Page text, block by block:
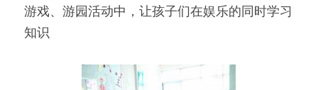
游戏、游园活动中，让孩子们在娱乐的同时学习
知识